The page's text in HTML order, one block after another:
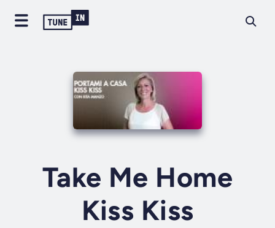
Take Me Home
Kiss Kiss